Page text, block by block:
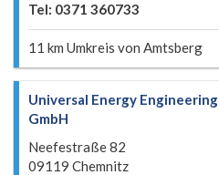
Tel: 0371 360733
11 km Umkreis von Amtsberg
Universal Energy Engineering
GmbH
Neefestraße 82
09119 Chemnitz